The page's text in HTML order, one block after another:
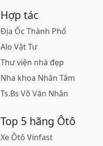
Hợp tác
Địa Ốc Thành Phố
Alo Vật Tư
Thư viện nhà đẹp
Nha khoa Nhân Tâm
Ts.Bs Võ Văn Nhân
Top 5 hãng Ôtô
Xe Ôtô Vinfast